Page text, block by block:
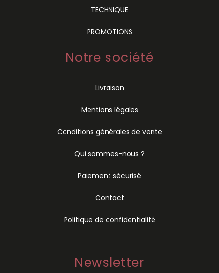
TECHNIQUE
PROMOTIONS
Notre société
Livraison
Mentions légales
Conditions générales de vente
Qui sommes-nous ?
Paiement sécurisé
Contact
Politique de confidentialité
Newsletter